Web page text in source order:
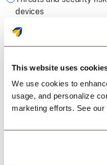
This website uses
We use cookies to
usage, and personalize
marketing efforts. See our
devices
Use cases & key
Guest